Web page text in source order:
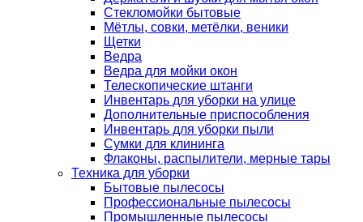
Стекломойки бытовые
Мётлы, совки, метёлки, веники
Щетки
Ведра
Ведра для мойки окон
Телескопические штанги
Инвентарь для уборки на улице
Дополнительные приспособления
Инвентарь для уборки пыли
Сумки для клининга
Флаконы, распылители, мерные тары
Техника для уборки
Бытовые пылесосы
Профессиональные пылесосы
Промышленные пылесосы